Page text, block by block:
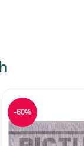
und
-60%